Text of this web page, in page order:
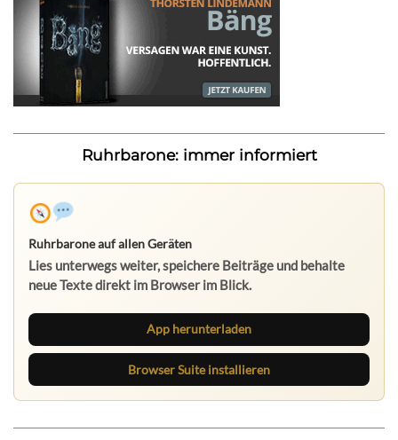
Ruhrbarone: immer informiert
Ruhrbarone auf allen Geräten
Lies unterwegs weiter, speichere Beiträge und behalte
neue Texte direkt im Browser im Blick.
App herunterladen
Browser Suite installieren